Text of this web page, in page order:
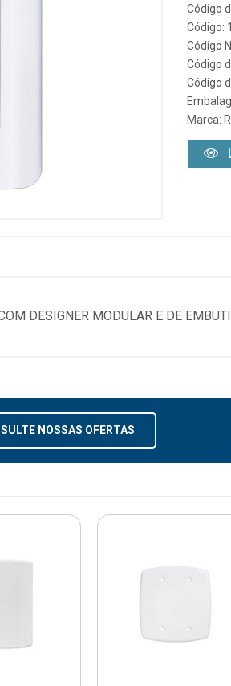
Código
Código:
Código
Código
Código
Marca:
DESIGNER MODULAR E DE
NOSSAS OFERTAS